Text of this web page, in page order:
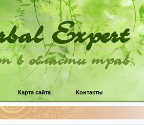
в области трав
Карта сайта Контакты